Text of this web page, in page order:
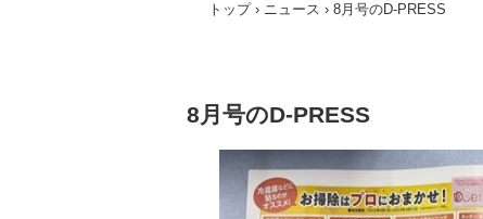
トップ › ニュース › 8月号のD-PRESS
8月号のD-PRESS